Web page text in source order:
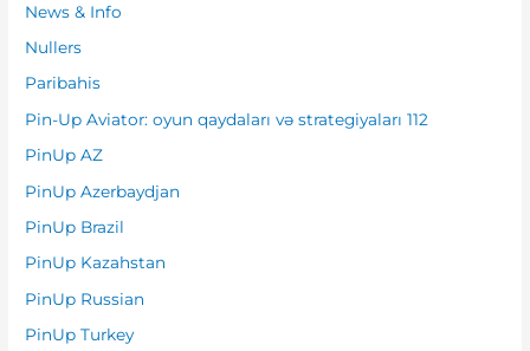
News & Info
Nullers
Paribahis
Pin-Up Aviator: oyun qaydaları və strategiyaları 112
PinUp AZ
PinUp Azerbaydjan
PinUp Brazil
PinUp Kazahstan
PinUp Russian
PinUp Turkey